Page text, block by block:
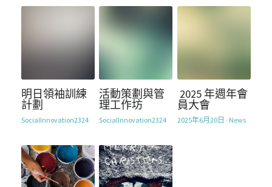
明日領袖訓練
計劃
SocialInnovation2324
活動策劃與管
理工作坊
SocialInnovation2324
2025 年週年會
員大會
2025年6月20日 · News